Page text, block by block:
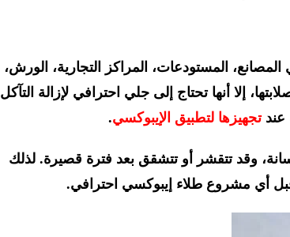
المستودعات، المراكز التجارية، الورش،
إلا أنها تحتاج إلى جلي احترافي لإزالة التآكل
عندتجهيزها لتطبيق الإيبوكسي.
وقد تتقشر أو تتشقق بعد فترة قصيرة. لذلك
أي مشروع طلاء إيبوكسي احترافي.